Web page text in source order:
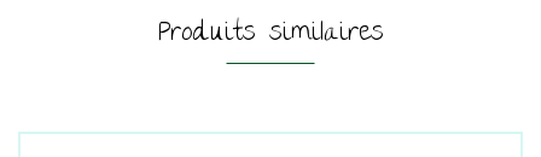
Produits similaires